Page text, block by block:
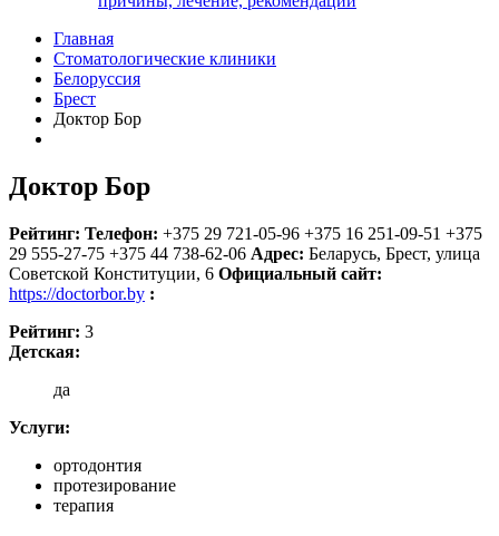
Главная
Стоматологические клиники
Белоруссия
Брест
Доктор Бор
Доктор Бор
Рейтинг: Телефон: +375 29 721-05-96 +375 16 251-09-51 +375
29 555-27-75 +375 44 738-62-06 Адрес: Беларусь, Брест, улица
Советской Конституции, 6 Официальный сайт:
https://doctorbor.by :
Рейтинг: 3
Детская:
да
Услуги:
ортодонтия
протезирование
терапия